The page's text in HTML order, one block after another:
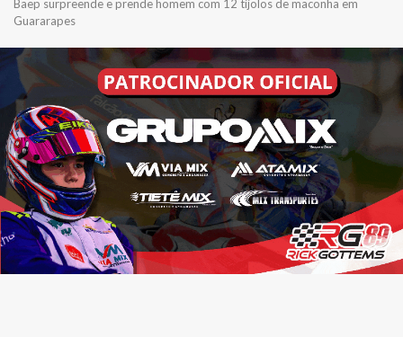
Baep surpreende e prende homem com 12 tijolos de maconha em
Guararapes